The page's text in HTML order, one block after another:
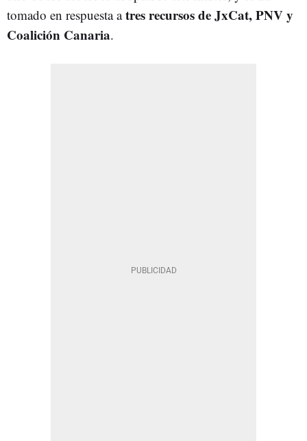
tomado en respuesta atres recursos de JxCat, PNV y
Coalición Canaria.